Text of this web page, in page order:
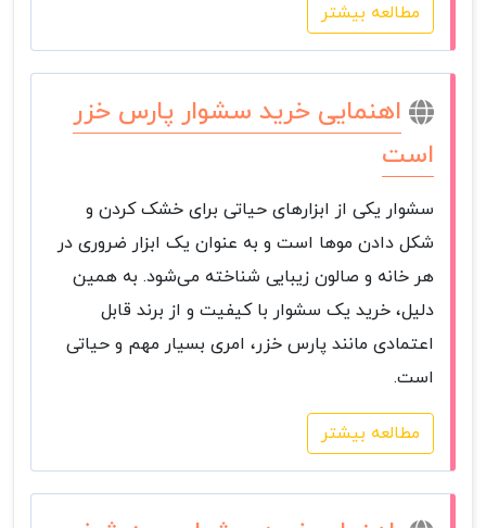
مطالعه بیشتر
اهنمایی خرید سشوار پارس خزر
است
سشوار یکی از ابزارهای حیاتی برای خشک کردن و
شکل دادن موها است و به عنوان یک ابزار ضروری در
هر خانه و صالون زیبایی شناخته می‌شود. به همین
دلیل، خرید یک سشوار با کیفیت و از برند قابل
اعتمادی مانند پارس خزر، امری بسیار مهم و حیاتی
است.
مطالعه بیشتر